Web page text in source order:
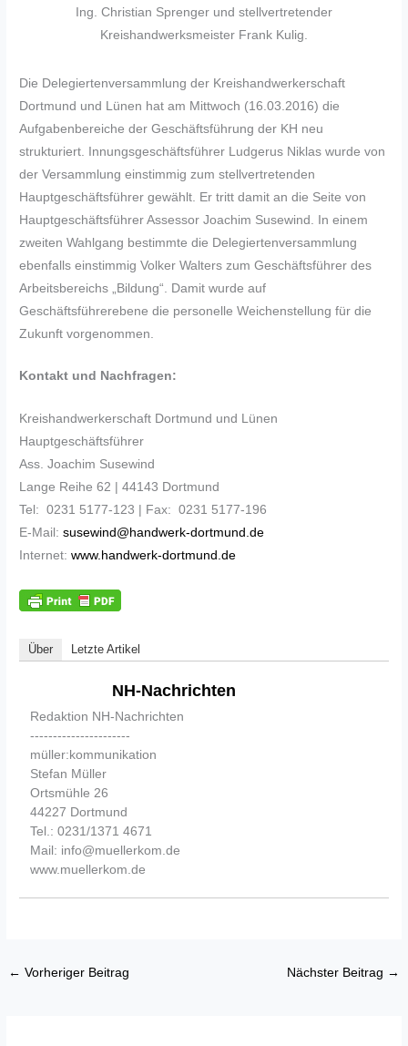
Ing. Christian Sprenger und stellvertretender
Kreishandwerksmeister Frank Kulig.
Die Delegiertenversammlung der Kreishandwerkerschaft
Dortmund und Lünen hat am Mittwoch (16.03.2016) die
Aufgabenbereiche der Geschäftsführung der KH neu
strukturiert. Innungsgeschäftsführer Ludgerus Niklas wurde von
der Versammlung einstimmig zum stellvertretenden
Hauptgeschäftsführer gewählt. Er tritt damit an die Seite von
Hauptgeschäftsführer Assessor Joachim Susewind. In einem
zweiten Wahlgang bestimmte die Delegiertenversammlung
ebenfalls einstimmig Volker Walters zum Geschäftsführer des
Arbeitsbereichs „Bildung“. Damit wurde auf
Geschäftsführerebene die personelle Weichenstellung für die
Zukunft vorgenommen.
Kontakt und Nachfragen:
Kreishandwerkerschaft Dortmund und Lünen
Hauptgeschäftsführer
Ass. Joachim Susewind
Lange Reihe 62 | 44143 Dortmund
Tel: 0231 5177-123 | Fax: 0231 5177-196
E-Mail:susewind@handwerk-dortmund.de
Internet:www.handwerk-dortmund.de
Über Letzte Artikel
NH-Nachrichten
Redaktion NH-Nachrichten
----------------------
müller:kommunikation
Stefan Müller
Ortsmühle 26
44227 Dortmund
Tel.: 0231/1371 4671
Mail: info@muellerkom.de
www.muellerkom.de
← Vorheriger Beitrag Nächster Beitrag →